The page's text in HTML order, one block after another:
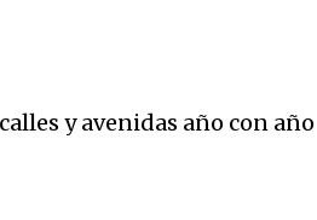
y avenidas año con año